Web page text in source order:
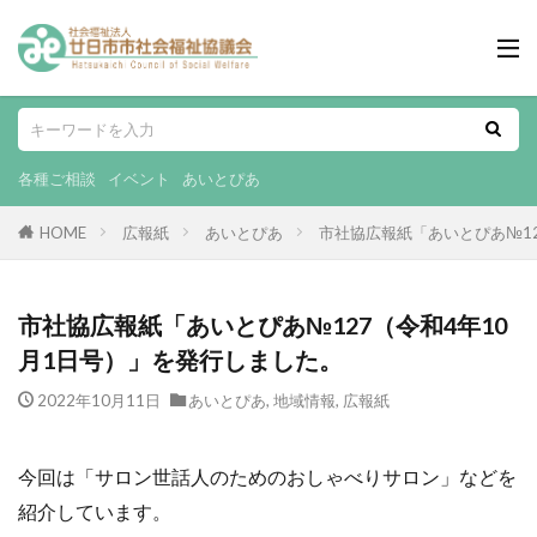
各種ご相談 イベント あいとぴあ
HOME 広報紙 あいとぴあ 市社協広報紙「あいとぴあ
市社協広報紙「あいとぴあ№127（令和4年10
月1日号）」を発行しました。
2022年10月11日 あいとぴあ, 地域情報, 広報紙
今回は「サロン世話人のためのおしゃべりサロン」などを
紹介しています。